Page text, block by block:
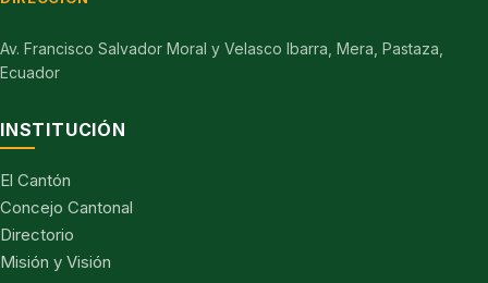
Av. Francisco Salvador Moral y Velasco Ibarra, Mera, Pastaza,
Ecuador
INSTITUCIÓN
El Cantón
Concejo Cantonal
Directorio
Misión y Visión